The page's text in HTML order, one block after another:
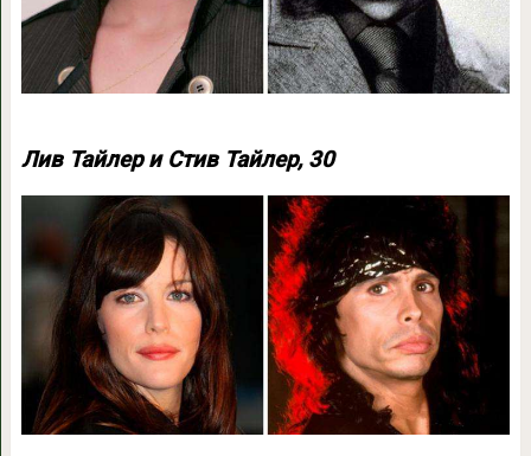
Лив Тайлер и Стив Тайлер, 30